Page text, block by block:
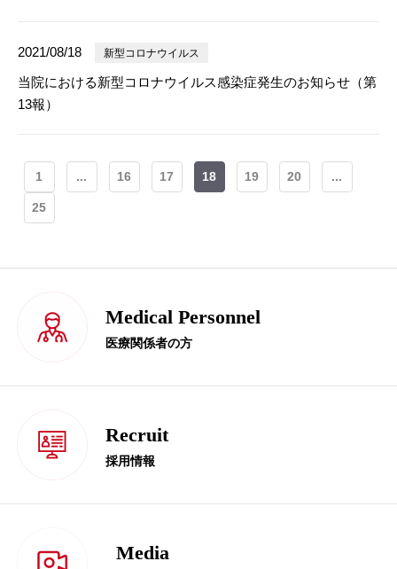
2021/08/18 新型コロナウイルス
当院における新型コロナウイルス感染症発生のお知らせ（第
13報）
1 ... 16 17 18 19 20 ...
25
Medical Personnel
医療関係者の方
Recruit
採用情報
Media